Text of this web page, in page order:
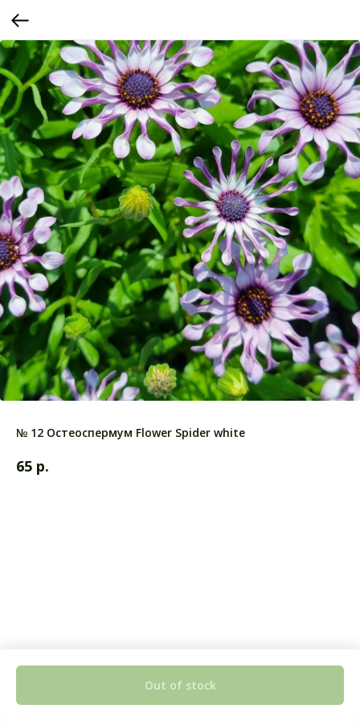
№ 12 Остеоспермум Flower Spider white
65 р.
Out of stock